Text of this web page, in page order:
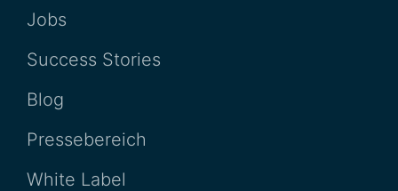
Jobs
Success Stories
Blog
Pressebereich
White Label